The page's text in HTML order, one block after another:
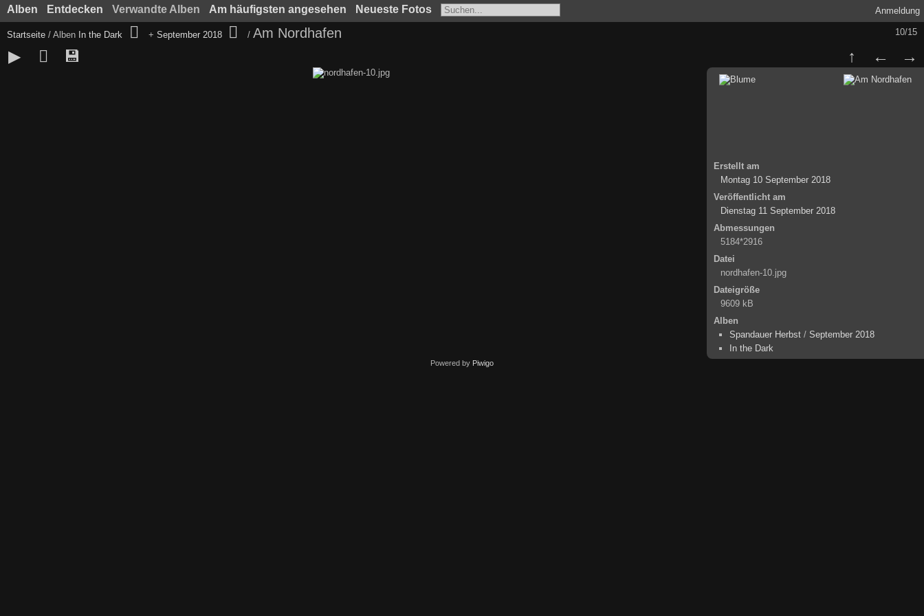
Alben Entdecken Verwandte Alben Am häufigsten angesehen Neueste Fotos Anmeldung
10/15
Startseite / Alben In the Dark + September 2018 /Am Nordhafen
Erstellt am
Montag 10 September 2018
Veröffentlicht am
Dienstag 11 September 2018
Abmessungen
5184*2916
Datei
nordhafen-10.jpg
Dateigröße
9609 kB
Alben
Spandauer Herbst /September 2018
In the Dark
Powered by Piwigo